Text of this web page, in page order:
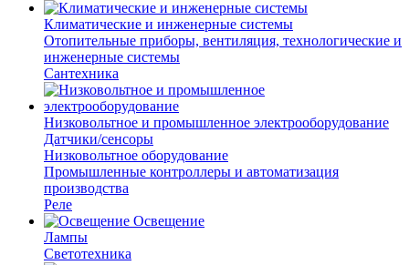
Климатические и инженерные системы
Отопительные приборы, вентиляция, технологические и
инженерные системы
Сантехника
Низковольтное и промышленное электрооборудование
Датчики/сенсоры
Низковольтное оборудование
Промышленные контроллеры и автоматизация
производства
Реле
Освещение
Лампы
Светотехника